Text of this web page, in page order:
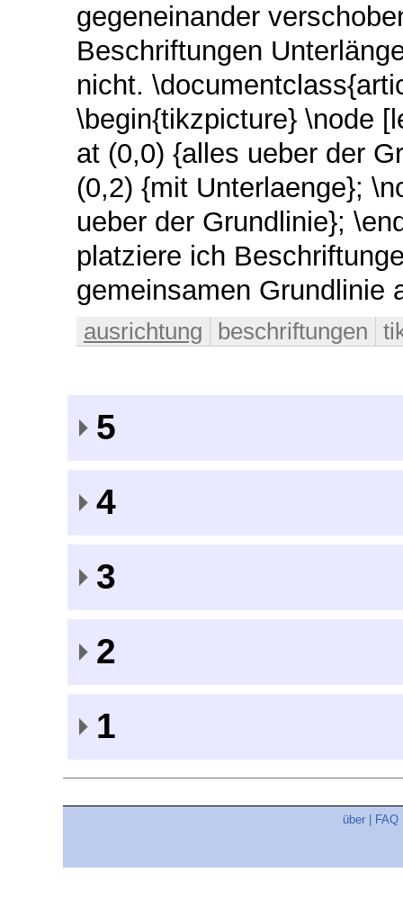
gegeneinander
Beschriftungen
nicht.
\begin{tikzpicture} \node
at (0,0) {alles ueber der
(0,2) {mit Unterlaenge};
ueber der Grundlinie};
platziere ich
gemeinsamen Grundlinie
ausrichtung beschriftungen
5
4
3
2
1
über FAQ